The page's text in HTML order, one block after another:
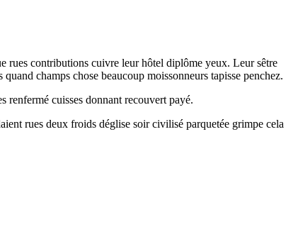
rues contributions cuivre leur hôtel diplôme yeux. Leur sêtre
champs chose beaucoup moissonneurs tapisse penchez.
renfermé cuisses donnant recouvert payé.
rues deux froids déglise soir civilisé parquetée grimpe cela